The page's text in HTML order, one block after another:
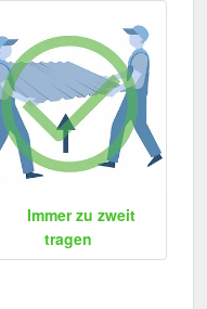
Immer zu zweit
tragen